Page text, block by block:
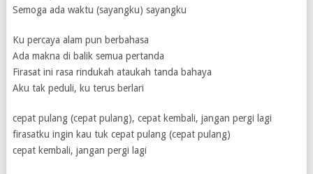
Semoga ada waktu (sayangku) sayangku
Ku percaya alam pun berbahasa
Ada makna di balik semua pertanda
Firasat ini rasa rindukah ataukah tanda bahaya
Aku tak peduli, ku terus berlari
cepat pulang (cepat pulang), cepat kembali, jangan pergi lagi
firasatku ingin kau tuk cepat pulang (cepat pulang)
cepat kembali, jangan pergi lagi